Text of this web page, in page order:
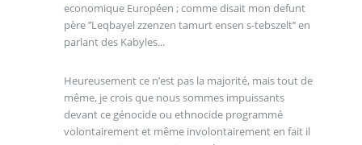
economique Européen ; comme disait mon defunt
père ’’Leqbayel zzenzen tamurt ensen s-tebszelt’’ en
parlant des Kabyles...
Heureusement ce n’est pas la majorité, mais tout de
même, je crois que nous sommes impuissants
devant ce génocide ou ethnocide programmé
volontairement et même involontairement en fait il